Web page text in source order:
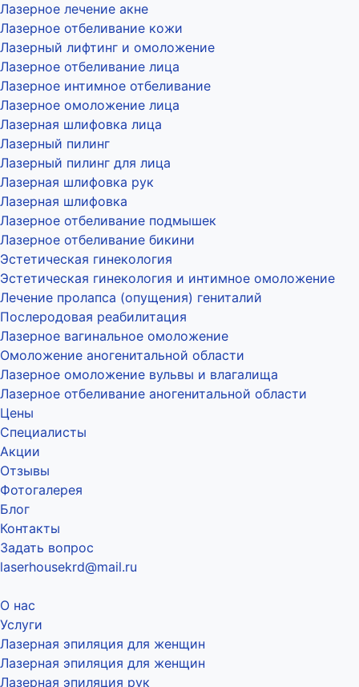
Лазерное лечение акне
Лазерное отбеливание кожи
Лазерный лифтинг и омоложение
Лазерное отбеливание лица
Лазерное интимное отбеливание
Лазерное омоложение лица
Лазерная шлифовка лица
Лазерный пилинг
Лазерный пилинг для лица
Лазерная шлифовка рук
Лазерная шлифовка
Лазерное отбеливание подмышек
Лазерное отбеливание бикини
Эстетическая гинекология
Эстетическая гинекология и интимное омоложение
Лечение пролапса (опущения) гениталий
Послеродовая реабилитация
Лазерное вагинальное омоложение
Омоложение аногенитальной области
Лазерное омоложение вульвы и влагалища
Лазерное отбеливание аногенитальной области
Цены
Специалисты
Акции
Отзывы
Фотогалерея
Блог
Контакты
Задать вопрос
laserhousekrd@mail.ru
О нас
Услуги
Лазерная эпиляция для женщин
Лазерная эпиляция для женщин
Лазерная эпиляция рук